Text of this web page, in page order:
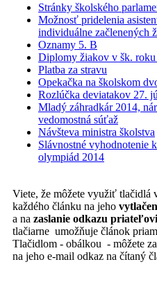
Stránky školského
Možnosť pridelenia
individuálne začlenených
Oznamy 5. B
Diplomy žiakov v šk.
Platba za stravu
Opekačka na školskom
Rozlúčka deviatakov 27.
Mladý záhradkár 2014,
vedomostná súťaž
Návšteva ministra školstva
Slávnostné vyhodnotenie
olympiád 2014
Viete, že môžete využiť tlačidlá
každého článku na jeho
a na zaslanie odkazu priateľovi
tlačiarne umožňuje článok
Tlačidlom - obálkou - môžete
na jeho e-mail odkaz na čítaný